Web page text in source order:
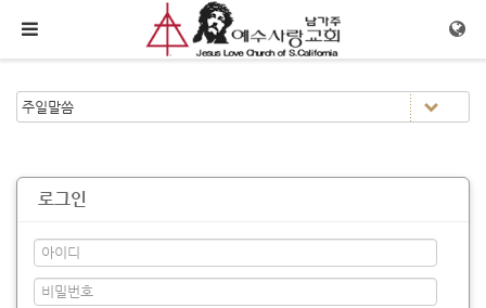
메뉴 건너뛰기
로그인